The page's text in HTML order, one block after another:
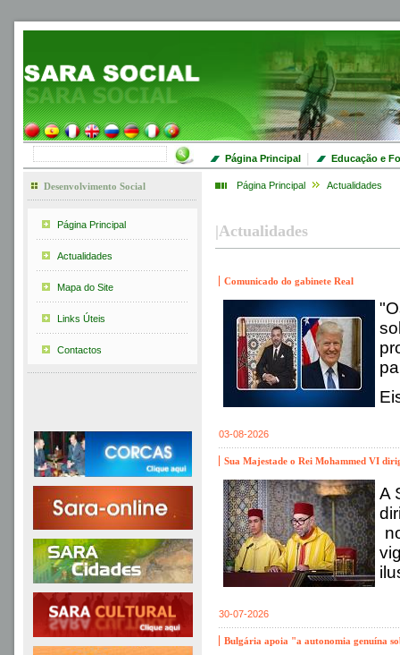
Página Principal | Educação e
Desenvolvimento Social
Página Principal
Actualidades
Mapa do Site
Links Úteis
Contactos
Página Principal Actualidades
|Actualidades
Comunicado do gabinete Real
03-08-2026
Sua Majestade o Rei Mohammed VI
A
30-07-2026
Bulgária apoia "a autonomia genuína